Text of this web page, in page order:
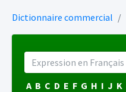
Dictionnaire commercial
A B C D E F G H I J K